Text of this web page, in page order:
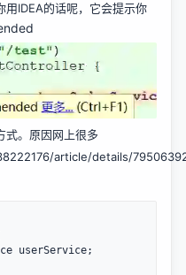
IDEA的话呢，它会提示你
式。原因网上很多
article/details/